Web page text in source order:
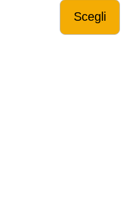
Scegli